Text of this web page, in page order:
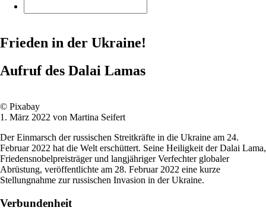
Frieden in der Ukraine!
Aufruf des Dalai Lamas
© Pixabay
1. März 2022 von Martina Seifert
Der Einmarsch der russischen Streitkräfte in die Ukraine am 24.
Februar 2022 hat die Welt erschüttert. Seine Heiligkeit der Dalai Lama,
Friedensnobelpreisträger und langjähriger Verfechter globaler
Abrüstung, veröffentlichte am 28. Februar 2022 eine kurze
Stellungnahme zur russischen Invasion in der Ukraine.
Verbundenheit